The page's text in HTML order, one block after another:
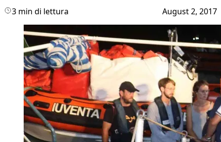
3 min di lettura August 2, 2017